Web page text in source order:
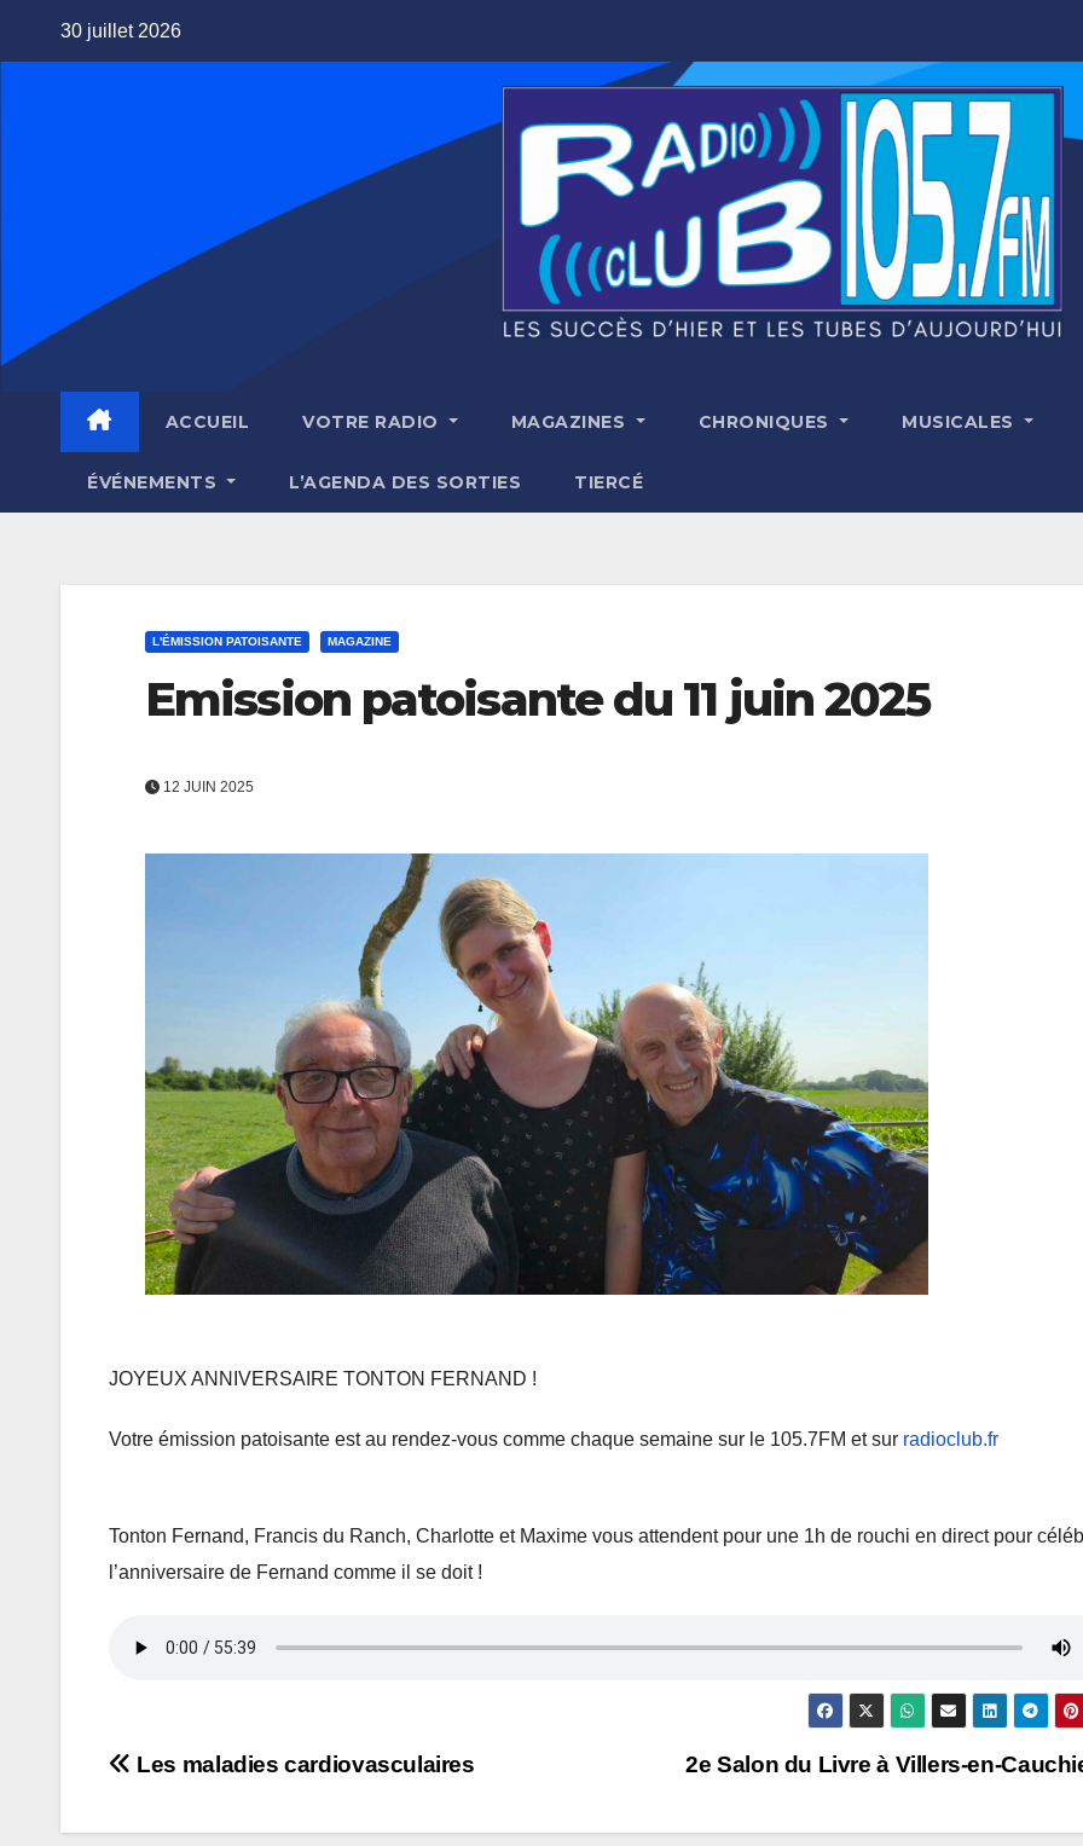
30 juillet 2026
ACCUEIL VOTRE RADIO MAGAZINES CHRONIQUES MUSICALES
ÉVÉNEMENTS L’AGENDA DES SORTIES TIERCÉ
L'ÉMISSION PATOISANTE MAGAZINE
Emission patoisante du 11 juin 2025
12 JUIN 2025
JOYEUX ANNIVERSAIRE TONTON FERNAND !
Votre émission patoisante est au rendez-vous comme chaque semaine sur le 105.7FM et sur radioclub.fr
Tonton Fernand, Francis du Ranch, Charlotte et Maxime vous attendent pour une 1h de rouchi en direct pour
l’anniversaire de Fernand comme il se doit !
Navigation
de
2e Salon du Livre à Villers-en-
Les maladies cardiovasculaires